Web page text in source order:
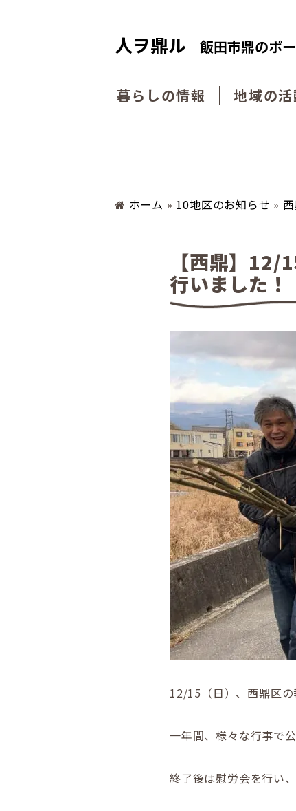
人ヲ鼎ル 飯田市鼎のポ
暮らしの情報 地域の活
ホーム » 10地区のお知らせ »
【西鼎】12/
行いました！
12/15（日）、西鼎区の
一年間、様々な行事で
終了後は慰労会を行い